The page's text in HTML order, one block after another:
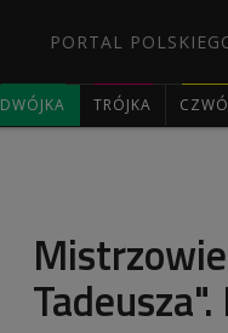
PORTAL
DWÓJKA TRÓJKA